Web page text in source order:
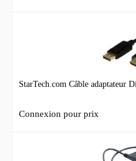
StarTech.com Câble adaptateur
Connexion pour prix